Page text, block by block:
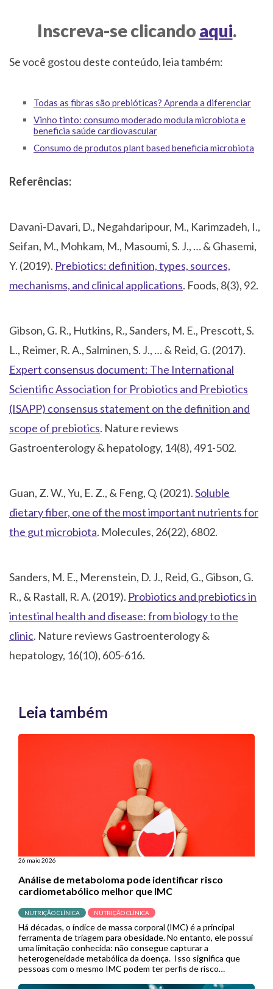
Inscreva-se clicando aqui.
Se você gostou deste conteúdo, leia também:
Todas as fibras são prebióticas? Aprenda a diferenciar
Vinho tinto: consumo moderado modula microbiota e
beneficia saúde cardiovascular
Consumo de produtos plant based beneficia microbiota
Referências:
Davani-Davari, D., Negahdaripour, M., Karimzadeh, I.,
Seifan, M., Mohkam, M., Masoumi, S. J., … & Ghasemi,
Y. (2019). Prebiotics: definition, types, sources,
mechanisms, and clinical applications. Foods, 8(3), 92.
Gibson, G. R., Hutkins, R., Sanders, M. E., Prescott, S.
L., Reimer, R. A., Salminen, S. J., … & Reid, G. (2017).
Expert consensus document: The International
Scientific Association for Probiotics and Prebiotics
(ISAPP) consensus statement on the definition and
scope of prebiotics. Nature reviews
Gastroenterology & hepatology, 14(8), 491-502.
Guan, Z. W., Yu, E. Z., & Feng, Q. (2021).Soluble
dietary fiber, one of the most important nutrients for
the gut microbiota. Molecules, 26(22), 6802.
Sanders, M. E., Merenstein, D. J., Reid, G., Gibson, G.
R., & Rastall, R. A. (2019). Probiotics and prebiotics in
intestinal health and disease: from biology to the
clinic. Nature reviews Gastroenterology &
hepatology, 16(10), 605-616.
Leia também
26 maio 2026
Análise de metaboloma pode identificar risco
cardiometabólico melhor que IMC
NUTRIÇÃO CLÍNICA NUTRIÇÃO CLÍNICA
Há décadas, o índice de massa corporal (IMC) é a principal
ferramenta de triagem para obesidade. No entanto, ele possui
uma limitação conhecida: não consegue capturar a
heterogeneidade metabólica da doença. Isso significa que
pessoas com o mesmo IMC podem ter perfis de risco